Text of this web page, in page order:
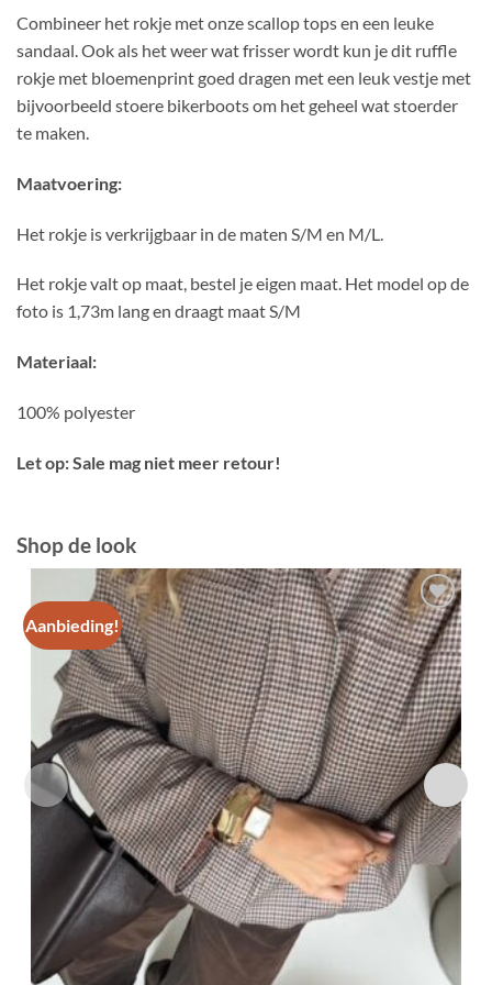
Combineer het rokje met onze scallop tops en een leuke
sandaal. Ook als het weer wat frisser wordt kun je dit ruffle
rokje met bloemenprint goed dragen met een leuk vestje met
bijvoorbeeld stoere bikerboots om het geheel wat stoerder
te maken.
Maatvoering:
Het rokje is verkrijgbaar in de maten S/M en M/L.
Het rokje valt op maat, bestel je eigen maat. Het model op de
foto is 1,73m lang en draagt maat S/M
Materiaal:
100% polyester
Let op: Sale mag niet meer retour!
Shop de look
Aanbieding!
Toevoegen
aan
verlanglijst